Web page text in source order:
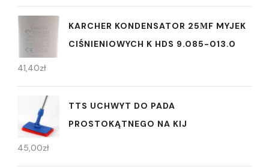
KARCHER KONDENSATOR 25ΜF MYJEK
CIŚNIENIOWYCH K HDS 9.085-013.0
41,40zł
TTS UCHWYT DO PADA
PROSTOKĄTNEGO NA KIJ
45,00zł